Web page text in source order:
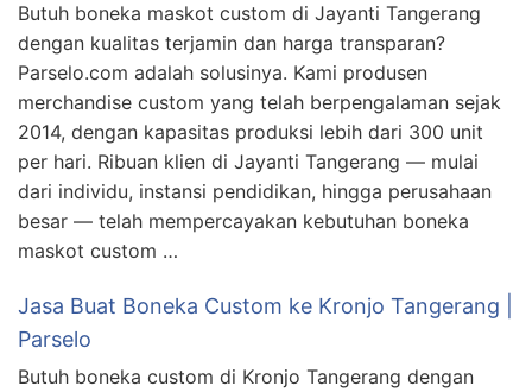
Butuh boneka maskot custom di Jayanti Tangerang
dengan kualitas terjamin dan harga transparan?
Parselo.com adalah solusinya. Kami produsen
merchandise custom yang telah berpengalaman sejak
2014, dengan kapasitas produksi lebih dari 300 unit
per hari. Ribuan klien di Jayanti Tangerang — mulai
dari individu, instansi pendidikan, hingga perusahaan
besar — telah mempercayakan kebutuhan boneka
maskot custom …
Jasa Buat Boneka Custom ke Kronjo Tangerang |
Parselo
Butuh boneka custom di Kronjo Tangerang dengan